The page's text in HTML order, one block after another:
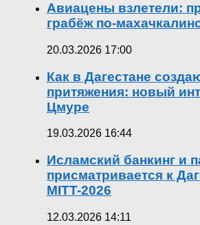
Авиацены взлетели:
грабёж по-
20.03.2026 17:00
Как в Дагестане
притяжения: новый
Цмуре
19.03.2026 16:44
Исламский банкинг и
присматривается к
MITT-2026
12.03.2026 14:11